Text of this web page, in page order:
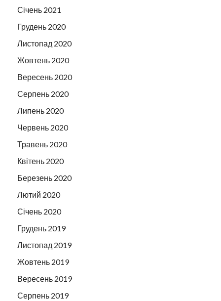
Січень 2021
Грудень 2020
Листопад 2020
Жовтень 2020
Вересень 2020
Серпень 2020
Липень 2020
Червень 2020
Травень 2020
Квітень 2020
Березень 2020
Лютий 2020
Січень 2020
Грудень 2019
Листопад 2019
Жовтень 2019
Вересень 2019
Серпень 2019